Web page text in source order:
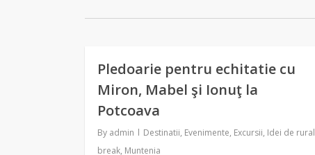
Pledoarie pentru echitatie cu
Miron, Mabel şi Ionuţ la
Potcoava
By admin Destinatii, Evenimente, Excursii, Idei de rural
break, Muntenia